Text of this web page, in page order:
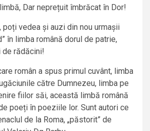
Dar neprețuit îmbrăcat în Dor!
poți vedea și auzi din nou urmașii
în limba română dorul de patrie,
de rădăcini!
român a spus primul cuvânt, limba
către Dumnezeu, limba pe
fiilor săi, această limbă română
poeți în poeziile lor. Sunt autori ce
de la Roma, „păstorit” de